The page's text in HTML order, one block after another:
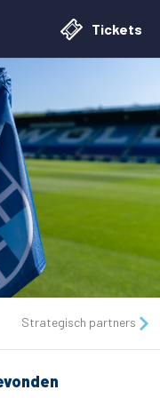
Tickets
Strategisch partners